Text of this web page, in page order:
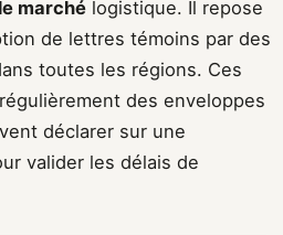
marché logistique. Il repose
de lettres témoins par des
toutes les régions. Ces
des enveloppes
déclarer sur une
valider les délais de